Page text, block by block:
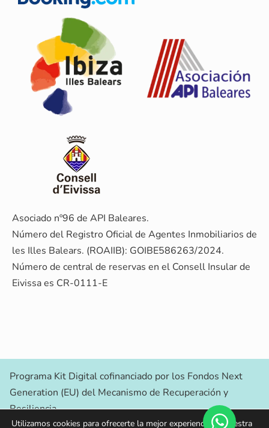
Asociado nº96 de API Baleares.
Número del Registro Oficial de Agentes Inmobiliarios de
les Illes Balears. (ROAIIB): GOIBE586263/2024.
Número de central de reservas en el Consell Insular de
Eivissa es CR-0111-E
Programa Kit Digital cofinanciado por los Fondos Next
Generation (EU) del Mecanismo de Recuperación y
Resiliencia.
Utilizamos cookies para ofrecerte la mejor experiencia en nuestra